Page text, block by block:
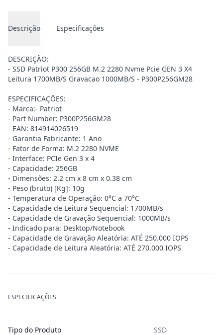
Descrição Especificações
DESCRIÇÃO:
- SSD Patriot P300 256GB M.2 2280 Nvme Pcie GEN 3 X4
Leitura 1700MB/S Gravacao 1000MB/S - P300P256GM28
ESPECIFICAÇÕES:
- Marca:- Patriot
- Part Number: P300P256GM28
- EAN: 814914026519
- Garantia Fabricante: 1 Ano
- Fator de Forma: M.2 2280 NVME
- Interface: PCIe Gen 3 x 4
- Capacidade: 256GB
- Dimensões: 2.2 cm x 8 cm x 0.38 cm
- Peso (bruto) [Kg]: 10g
- Temperatura de Operação: 0°C a 70°C
- Capacidade de Leitura Sequencial: 1700MB/s
- Capacidade de Gravação Sequencial: 1000MB/s
- Indicado para: Desktop/Notebook
- Capacidade de Gravação Aleatória: ATÉ 250.000 IOPS
- Capacidade de Leitura Aleatória: ATÉ 270.000 IOPS
ESPECIFICAÇÕES
Tipo do Produto SSD